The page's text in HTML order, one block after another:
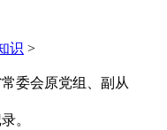
识 >
委会原党组、副从
。